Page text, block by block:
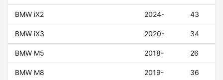
BMW iX2 2024- 43
BMW iX3 2020- 34
BMW M5 2018- 26
BMW M8 2019- 36